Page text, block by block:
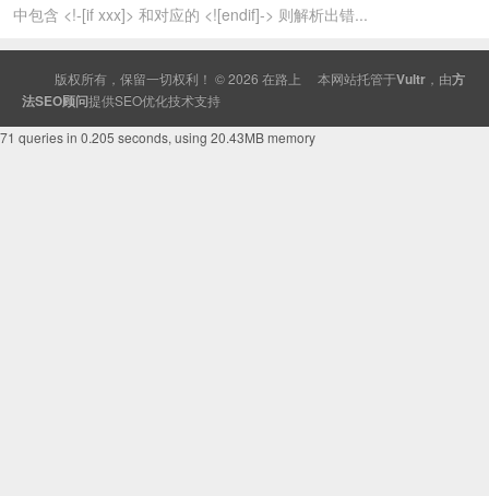
中包含 <!-[if xxx]> 和对应的 <![endif]-> 则解析出错...
版权所有，保留一切权利！ © 2026 在路上 本网站托管于Vultr ，由方
法SEO顾问提供SEO优化技术支持
71 queries in 0.205 seconds, using 20.43MB memory